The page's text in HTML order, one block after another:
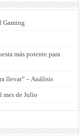
Gaming
más potente para
llevar” – Análisis
mes de Julio